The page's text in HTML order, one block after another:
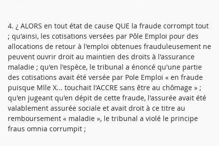
4. ¿ ALORS en tout état de cause QUE la fraude corrompt tout
; qu'ainsi, les cotisations versées par Pôle Emploi pour des
allocations de retour à l'emploi obtenues frauduleusement ne
peuvent ouvrir droit au maintien des droits à l'assurance
maladie ; qu'en l'espèce, le tribunal a énoncé qu'une partie
des cotisations avait été versée par Pole Emploi « en fraude
puisque Mlle X... touchait l'ACCRE sans être au chômage » ;
qu'en jugeant qu'en dépit de cette fraude, l'assurée avait été
valablement assurée sociale et avait droit à ce titre au
remboursement « maladie », le tribunal a violé le principe
fraus omnia corrumpit ;